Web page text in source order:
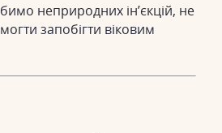
неприродних ін’єкцій, не
запобігти віковим